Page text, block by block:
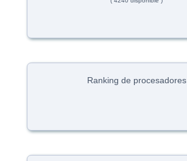
Ranking de procesadores